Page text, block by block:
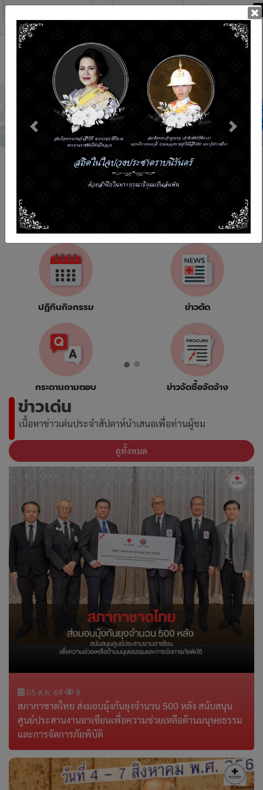
ก เปลี่ยนการแสดงผล
C
TH
โครงการรถคลินิกจักษุศัลยกรรมเคลื่อนที่
สภากาชาดไทย ในสมเด็จพระเทพรัตนราชสุดาฯ
สยามบรมราชกุมารี
ให้บริการตรวจรักษาโรคตา ผ่าตัดโรคต้อกระจก และทำผ่าตัดโรคตาอื่นๆ เช่น ต้อเนื้อ ต้อหิน
โรคของเปลือกตาในผู้ป่วยทุกรายที่จำเป็นต้องรักษา เพื่อให้ผู้ป่วยโรคตาในท้องถิ่น
ทุรกันดารและมีฐานะยากจน ได้รับบริการที่ดีเท่าเทียมกับผู้ป่วยในเมืองโดยไม่เสียค่าใช้จ่าย
เพื่อให้สามารถมองเห็นและช่วยเหลือตัวเองได้ ทำให้มีคุณภาพชีวิตที่ดีขึ้น
รายละเอียดเพิ่มเติม
Previous
Previous Next
รับอาสาสมัคร การรับบริจาค
ปฏิทินกิจกรรม ข่าวตัด
กระดานถามตอบ ข่าวจัดซื้อจัดจ้าง
ข่าวเด่น
เนื้อหาข่าวเด่นประจำสัปดาห์นำเสนอเพื่อท่านผู้ชม
ดูทั้งหมด
05 ส.ค. 69 8
สภากาชาดไทย ส่งมอบมุ้งกันยุงจำนวน 500 หลัง สนับสนุน
ศูนย์ประสานงานอาเซียนเพื่อความช่วยเหลือด้านมนุษยธรรม
และการจัดการภัยพิบัติ